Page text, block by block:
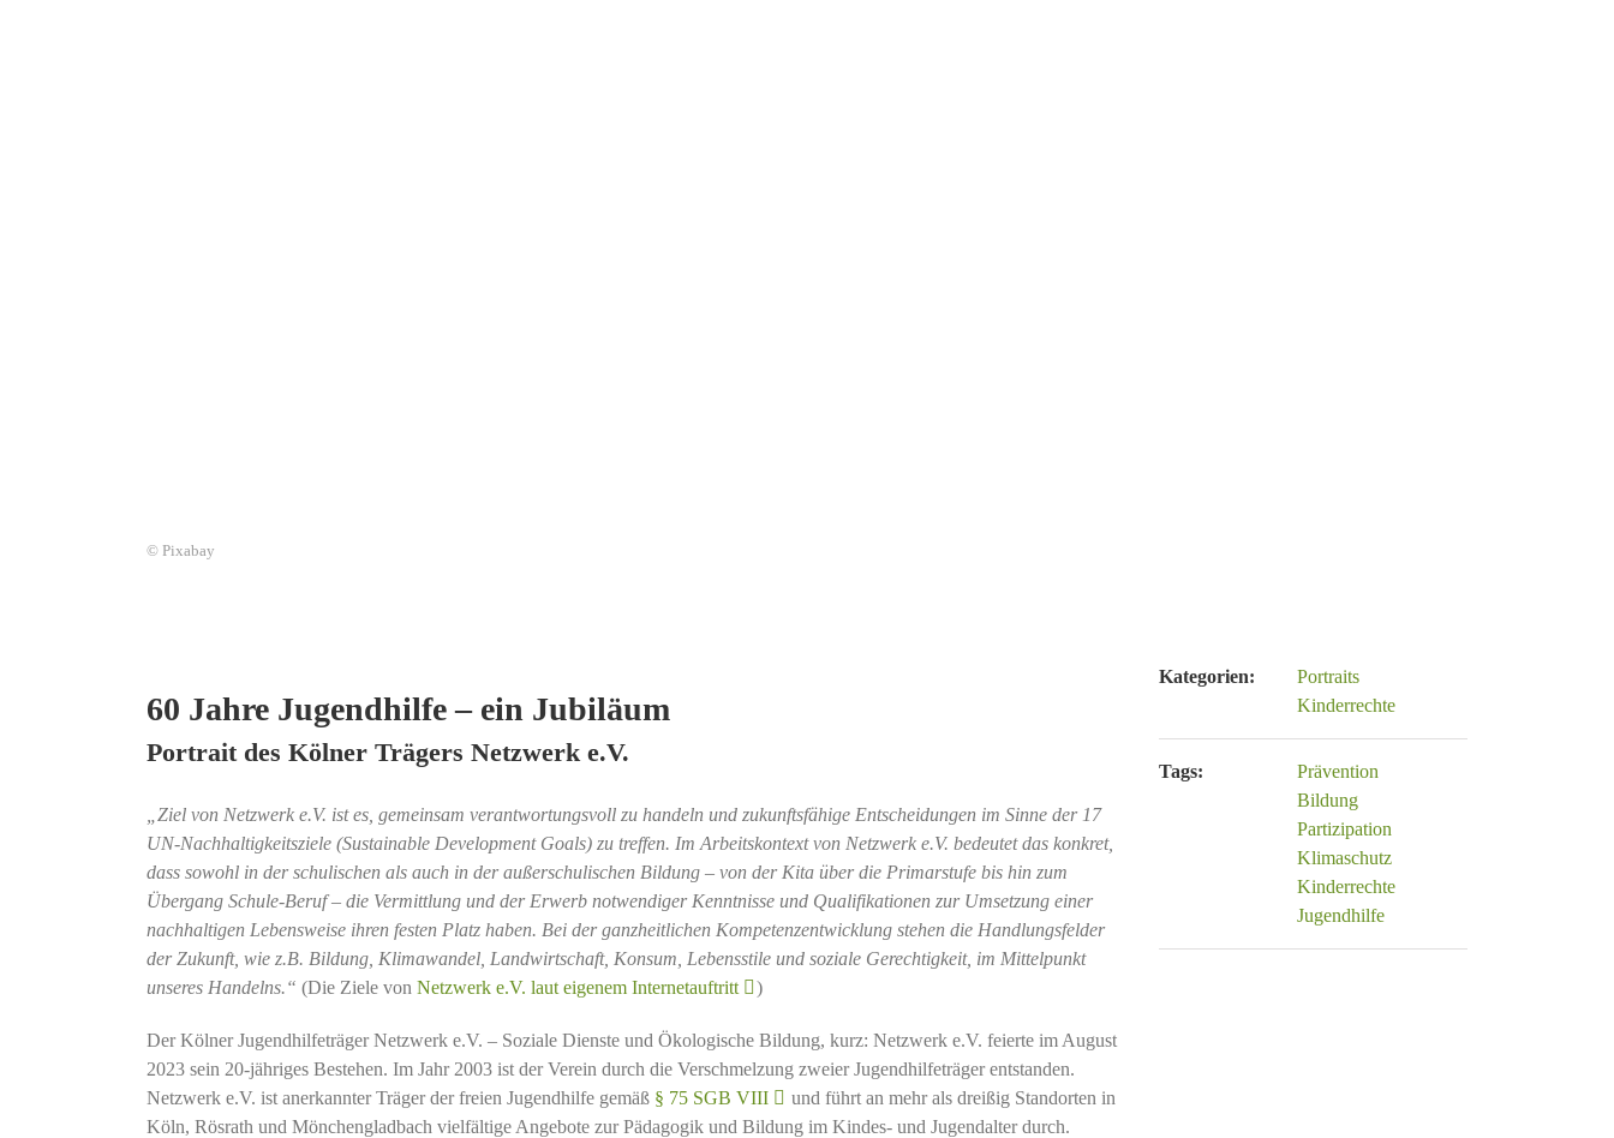
© Pixabay
60 Jahre Jugendhilfe – ein Jubiläum
Portrait des Kölner Trägers Netzwerk e.V.
„Ziel von Netzwerk e.V. ist es, gemeinsam verantwortungsvoll zu handeln und zukunftsfähige Entscheidungen im Sinne der 17
UN-Nachhaltigkeitsziele (Sustainable Development Goals) zu treffen. Im Arbeitskontext von Netzwerk e.V. bedeutet das konkret,
dass sowohl in der schulischen als auch in der außerschulischen Bildung – von der Kita über die Primarstufe bis hin zum
Übergang Schule-Beruf – die Vermittlung und der Erwerb notwendiger Kenntnisse und Qualifikationen zur Umsetzung einer
nachhaltigen Lebensweise ihren festen Platz haben. Bei der ganzheitlichen Kompetenzentwicklung stehen die Handlungsfelder
der Zukunft, wie z.B. Bildung, Klimawandel, Landwirtschaft, Konsum, Lebensstile und soziale Gerechtigkeit, im Mittelpunkt
unseres Handelns.“ (Die Ziele von Netzwerk e.V. laut eigenem Internetauftritt )
Der Kölner Jugendhilfeträger Netzwerk e.V. – Soziale Dienste und Ökologische Bildung, kurz: Netzwerk e.V. feierte im August
2023 sein 20-jähriges Bestehen. Im Jahr 2003 ist der Verein durch die Verschmelzung zweier Jugendhilfeträger entstanden.
Netzwerk e.V. ist anerkannter Träger der freien Jugendhilfe gemäß § 75 SGB VIII
und führt an mehr als dreißig Standorten in
Köln, Rösrath und Mönchengladbach vielfältige Angebote zur Pädagogik und Bildung im Kindes- und Jugendalter durch.
Kategorien:
Portraits
Kinderrechte
Tags:
Prävention
Bildung
Partizipation
Klimaschutz
Kinderrechte
Jugendhilfe